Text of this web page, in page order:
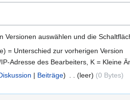
auswählen und die
= Unterschied zur vorherigen Version
Adresse des Bearbeiters, K = Kleine
Beiträge leer 0 Bytes